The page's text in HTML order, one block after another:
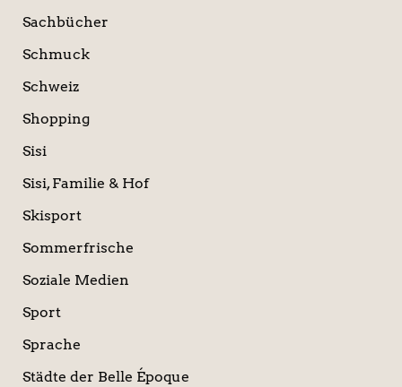
Sachbücher
Schmuck
Schweiz
Shopping
Sisi
Sisi, Familie & Hof
Skisport
Sommerfrische
Soziale Medien
Sport
Sprache
Städte der Belle Époque